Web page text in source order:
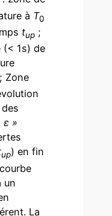
à T0
tup ;
(< 1s) de
; Zone
ε »
up) en fin
un
La